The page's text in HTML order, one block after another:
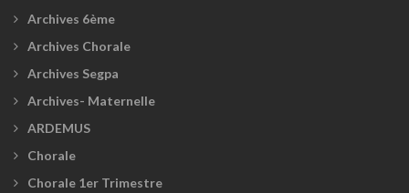
Archives 6ème
Archives Chorale
Archives Segpa
Archives- Maternelle
ARDEMUS
Chorale
Chorale 1er Trimestre